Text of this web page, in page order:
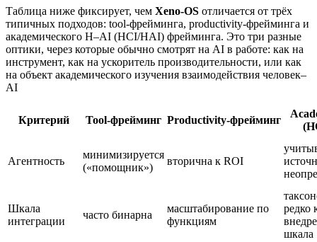
Таблица ниже фиксирует, чем Xeno-OS отличается от трёх
типичных подходов: tool‑фрейминга, productivity‑фрейминга и
академического H–AI (HCI/HAI) фрейминга. Это три разные
оптики, через которые обычно смотрят на AI в работе: как на
инструмент, как на ускоритель производительности, или как
на объект академического изучения взаимодействия человек–
AI
Критерий Tool‑фрейминг Productivity‑фрейминг
Агентность
минимизируется
(«помощник»)
вторична к ROI
Шкала
интеграции
часто бинарна
масштабирование по
функциям
редко
шкала